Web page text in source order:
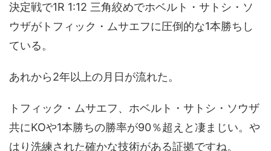
決定戦で1R 1:12 三角絞めでホベルト・サトシ・ソ
ウザがトフィック・ムサエフに圧倒的な1本勝ちし
ている。
あれから2年以上の月日が流れた。
トフィック・ムサエフ、ホベルト・サトシ・ソウザ
共にKOや1本勝ちの勝率が90％超えと凄まじい。や
はり洗練された確かな技術がある証拠ですね。